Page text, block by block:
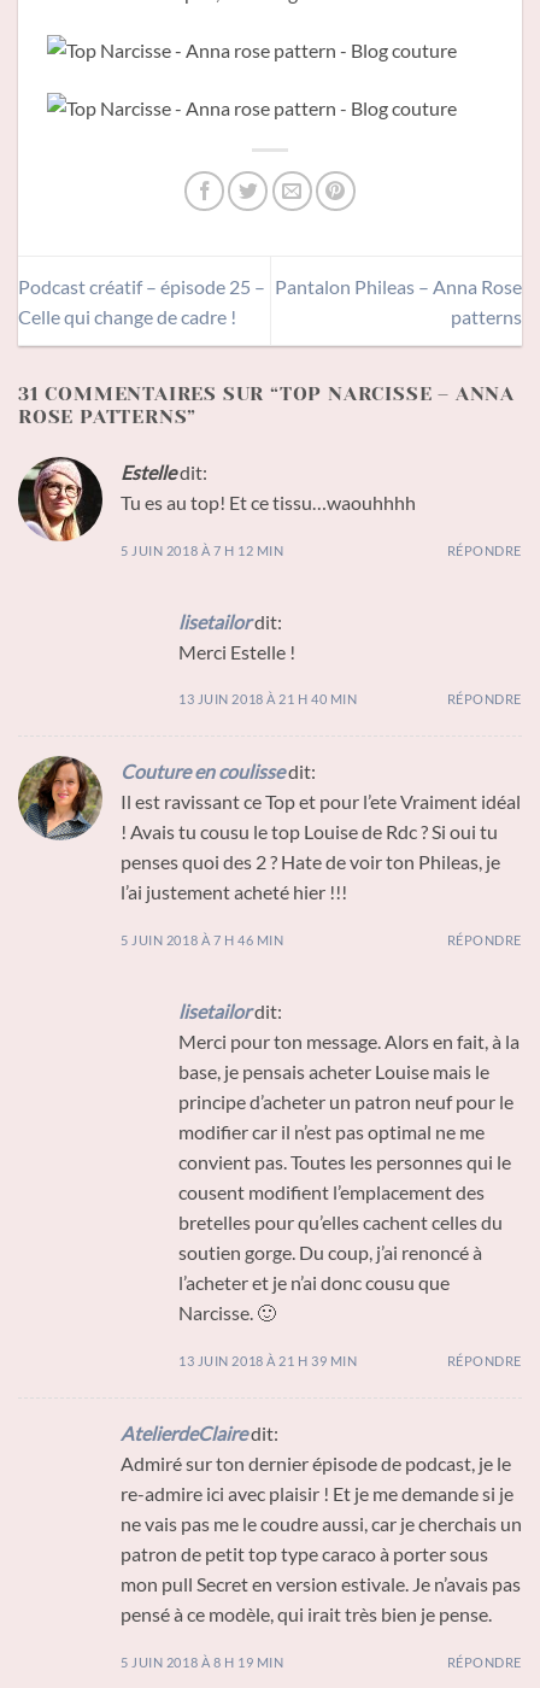
Podcast créatif – épisode 25 –
Celle qui change de cadre !
Pantalon Phileas – Anna Rose
patterns
31 COMMENTAIRES SUR “TOP NARCISSE – ANNA
ROSE PATTERNS”
Estelledit:
Tu es au top! Et ce tissu…waouhhhh
5 JUIN 2018 À 7 H 12 MIN RÉPONDRE
lisetailordit:
Merci Estelle !
13 JUIN 2018 À 21 H 40 MIN RÉPONDRE
Couture en coulissedit:
Il est ravissant ce Top et pour l’ete Vraiment idéal
! Avais tu cousu le top Louise de Rdc ? Si oui tu
penses quoi des 2 ? Hate de voir ton Phileas, je
l’ai justement acheté hier !!!
5 JUIN 2018 À 7 H 46 MIN RÉPONDRE
lisetailordit:
Merci pour ton message. Alors en fait, à la
base, je pensais acheter Louise mais le
principe d’acheter un patron neuf pour le
modifier car il n’est pas optimal ne me
convient pas. Toutes les personnes qui le
cousent modifient l’emplacement des
bretelles pour qu’elles cachent celles du
soutien gorge. Du coup, j’ai renoncé à
l’acheter et je n’ai donc cousu que
Narcisse. 🙂
13 JUIN 2018 À 21 H 39 MIN RÉPONDRE
AtelierdeClairedit:
Admiré sur ton dernier épisode de podcast, je le
re-admire ici avec plaisir ! Et je me demande si je
ne vais pas me le coudre aussi, car je cherchais un
patron de petit top type caraco à porter sous
mon pull Secret en version estivale. Je n’avais pas
pensé à ce modèle, qui irait très bien je pense.
5 JUIN 2018 À 8 H 19 MIN RÉPONDRE